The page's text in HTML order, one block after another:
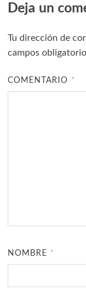
Deja un
Tu dirección de
campos
COMENTARIO *
NOMBRE *